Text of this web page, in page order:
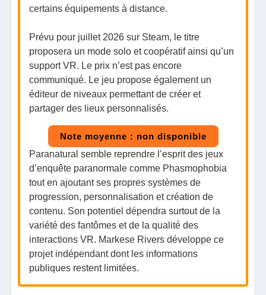
certains équipements à distance.
Prévu pour juillet 2026 sur Steam, le titre
proposera un mode solo et coopératif ainsi qu’un
support VR. Le prix n’est pas encore
communiqué. Le jeu propose également un
éditeur de niveaux permettant de créer et
partager des lieux personnalisés.
Note moyenne : non disponible
Paranatural semble reprendre l’esprit des jeux
d’enquête paranormale comme Phasmophobia
tout en ajoutant ses propres systèmes de
progression, personnalisation et création de
contenu. Son potentiel dépendra surtout de la
variété des fantômes et de la qualité des
interactions VR. Markese Rivers développe ce
projet indépendant dont les informations
publiques restent limitées.